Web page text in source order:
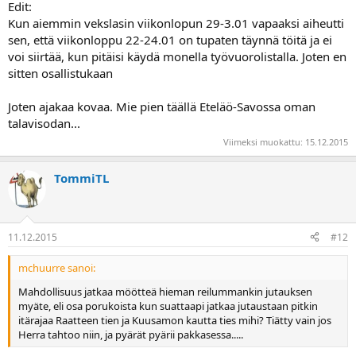
Edit:
Kun aiemmin vekslasin viikonlopun 29-3.01 vapaaksi aiheutti
sen, että viikonloppu 22-24.01 on tupaten täynnä töitä ja ei
voi siirtää, kun pitäisi käydä monella työvuorolistalla. Joten en
sitten osallistukaan
Joten ajakaa kovaa. Mie pien täällä Eteläö-Savossa oman
talavisodan...
Viimeksi muokattu: 15.12.2015
TommiTL
11.12.2015 #12
mchuurre sanoi:
Mahdollisuus jatkaa möötteä hieman reilummankin jutauksen
myäte, eli osa porukoista kun suattaapi jatkaa jutaustaan pitkin
itärajaa Raatteen tien ja Kuusamon kautta ties mihi? Tiätty vain jos
Herra tahtoo niin, ja pyärät pyärii pakkasessa.....